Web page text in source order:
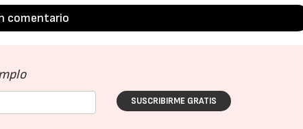
comentario
SUSCRIBIRME GRATIS